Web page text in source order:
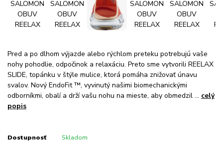
Pred a po dlhom výjazde alebo rýchlom preteku potrebujú vaše
nohy pohodlie, odpočinok a relaxáciu. Preto sme vytvorili REELAX
SLIDE, topánku v štýle mulice, ktorá pomáha znižovať únavu
svalov. Nový EndoFit ™, vyvinutý našimi biomechanickými
odborníkmi, obalí a drží vašu nohu na mieste, aby obmedzil ... celý
popis
Dostupnosť Skladom